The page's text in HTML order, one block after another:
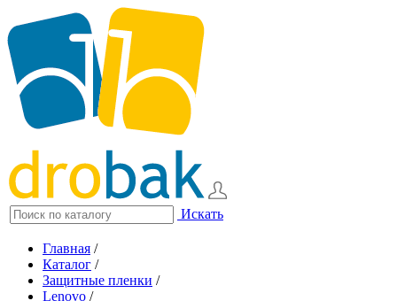
Искать
Главная /
Каталог /
Защитные пленки /
Lenovo /